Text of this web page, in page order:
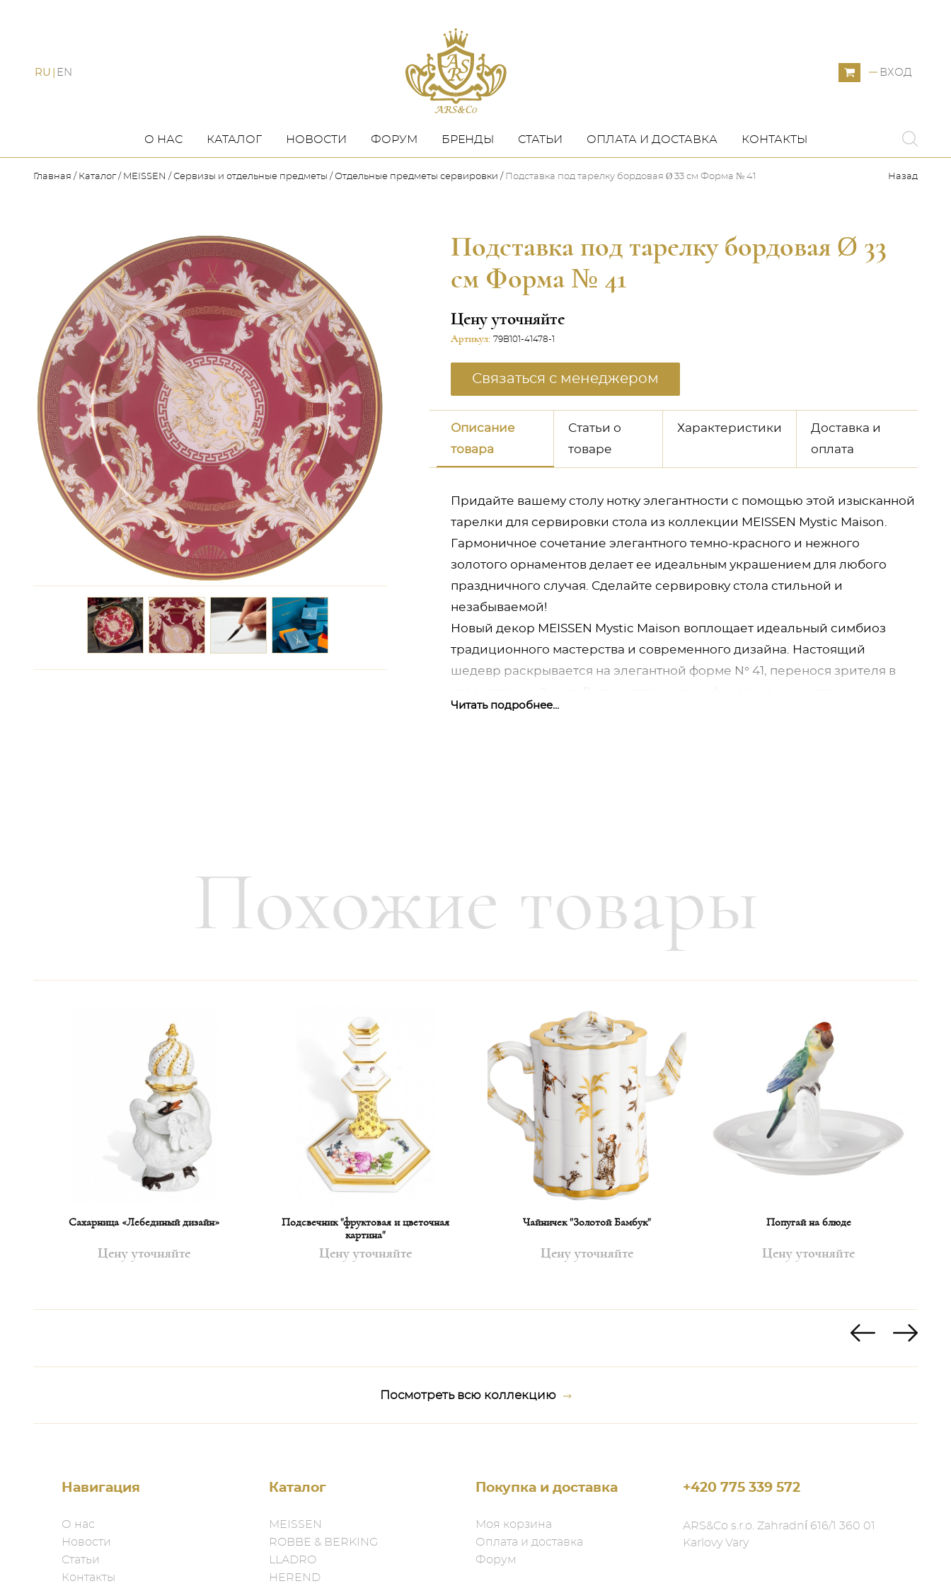
RU EN ВХОД
О НАС КАТАЛОГ НОВОСТИ ФОРУМ БРЕНДЫ СТАТЬИ ОПЛАТА И ДОСТАВКА КОНТАКТЫ
Главная Каталог MEISSEN Сервизы и отдельные предметы Отдельные предметы​ сервировки Подставка под тарелку бордовая Ø 33 см Форма № 41 Назад
Подставка под тарелку бордовая Ø 33
см Форма № 41
Цену уточняйте
Артикул: 79B101-41478-1
Связаться с менеджером
Описание
товара
Статьи о
товаре
Характеристики
Доставка и
оплата
Придайте вашему столу нотку элегантности с помощью этой изысканной
тарелки для сервировки стола из коллекции MEISSEN Mystic Maison.
Гармоничное сочетание элегантного темно-красного и нежного
золотого орнаментов делает ее идеальным украшением для любого
праздничного случая. Сделайте сервировку стола стильной и
незабываемой!
Новый декор MEISSEN Mystic Maison воплощает идеальный симбиоз
традиционного мастерства и современного дизайна. Настоящий
шедевр раскрывается на элегантной форме N° 41, перенося зрителя в
витиеватые элементы рокайля характеризуют этот детальный декор, в
Читать подробнее...
Похожие товары
Сахарница «Лебединый дизайн»
Цену уточняйте
Подсвечник "фруктовая и цветочная
картина"
Цену уточняйте
Чайничек "Золотой Бамбук"
Цену уточняйте
Попугай на блюде
Цену уточняйте
Посмотреть всю коллекцию
Навигация
О нас
Новости
Статьи
Контакты
Каталог
MEISSEN
ROBBE & BERKING
LLADRO
HEREND
Покупка и доставка
Моя корзина
Оплата и доставка
Форум
+420 775 339 572
ARS&Co s.r.o. Zahradní 616/1 360 01
Karlovy Vary